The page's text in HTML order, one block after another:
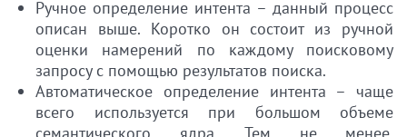
Ручное определение интента – данный процесс
описан выше. Коротко он состоит из ручной
оценки намерений по каждому поисковому
запросу с помощью результатов поиска.
Автоматическое определение интента – чаще
всего используется при большом объеме